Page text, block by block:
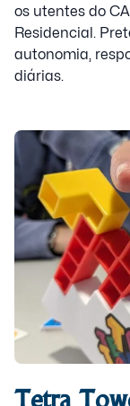
os utentes do
Residencial.
autonomia,
diárias.